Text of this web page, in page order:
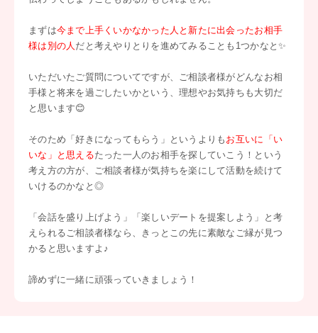
まずは今まで上手くいかなかった人と新たに出会ったお相手
様は別の人 だと考えやりとりを進めてみることも1つかなと✨
いただいたご質問についてですが、ご相談者様がどんなお相
手様と将来を過ごしたいかという、理想やお気持ちも大切だ
と思います😊
そのため「好きになってもらう」というよりも お互いに「い
いな」と思えるたった一人のお相手を探していこう！という
考え方の方が、ご相談者様が気持ちを楽にして活動を続けて
いけるのかなと◎
「会話を盛り上げよう」「楽しいデートを提案しよう」と考
えられるご相談者様なら、きっとこの先に素敵なご縁が見つ
かると思いますよ♪
諦めずに一緒に頑張っていきましょう！